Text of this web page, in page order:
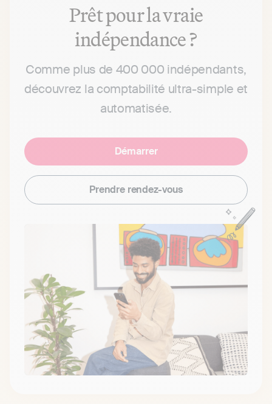
Prêt pour la vraie
indépendance ?
Comme plus de 400 000 indépendants,
découvrez la comptabilité ultra-simple et
automatisée.
Démarrer
Prendre rendez-vous